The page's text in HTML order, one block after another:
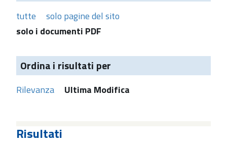
tutte
solo pagine del sito
solo i documenti PDF
Ordina i risultati per
Rilevanza Ultima Modifica
Risultati